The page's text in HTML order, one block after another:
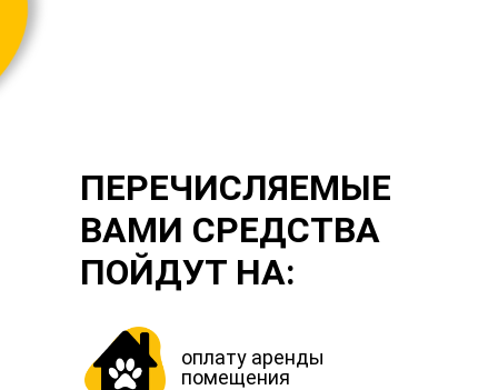
оплату аренды
помещения
ПЕРЕЧИСЛЯЕМЫЕ
ВАМИ СРЕДСТВА
ПОЙДУТ НА: